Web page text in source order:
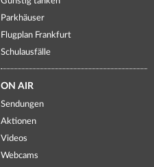
Parkhäuser
Flugplan Frankfurt
Schulausfälle
ON AIR
Sendungen
Aktionen
Videos
Webcams